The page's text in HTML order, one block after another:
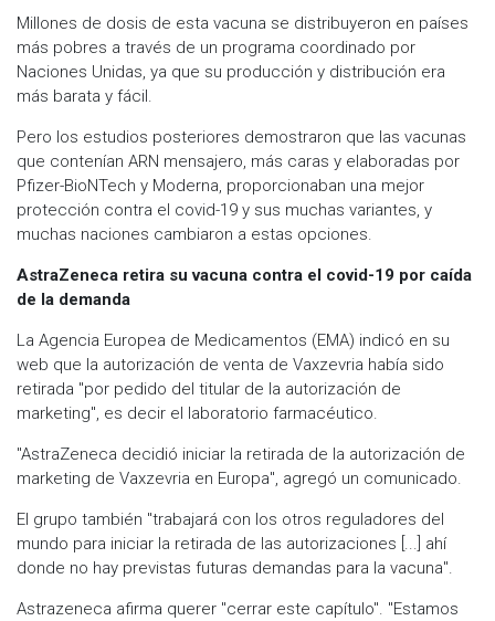
Millones de dosis de esta vacuna se distribuyeron en países
más pobres a través de un programa coordinado por
Naciones Unidas, ya que su producción y distribución era
más barata y fácil.
Pero los estudios posteriores demostraron que las vacunas
que contenían ARN mensajero, más caras y elaboradas por
Pfizer-BioNTech y Moderna, proporcionaban una mejor
protección contra el covid-19 y sus muchas variantes, y
muchas naciones cambiaron a estas opciones.
AstraZeneca retira su vacuna contra el covid-19 por caída
de la demanda
La Agencia Europea de Medicamentos (EMA) indicó en su
web que la autorización de venta de Vaxzevria había sido
retirada "por pedido del titular de la autorización de
marketing", es decir el laboratorio farmacéutico.
"AstraZeneca decidió iniciar la retirada de la autorización de
marketing de Vaxzevria en Europa", agregó un comunicado.
El grupo también "trabajará con los otros reguladores del
mundo para iniciar la retirada de las autorizaciones [...] ahí
donde no hay previstas futuras demandas para la vacuna".
Astrazeneca afirma querer "cerrar este capítulo". "Estamos